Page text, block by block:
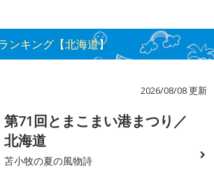
ンキング【北海道】
2026/08/08 更新
第71回とまこまい港まつり／
北海道
苫小牧の夏の風物詩